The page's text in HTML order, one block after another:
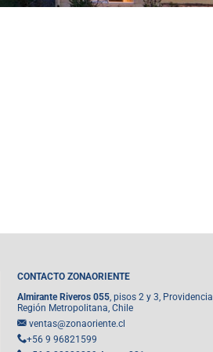
CONTACTO ZONAORIENTE
Almirante Riveros 055, pisos 2 y 3, Providencia,
Región Metropolitana, Chile
ventas@zonaoriente.cl
+56 9 96821599